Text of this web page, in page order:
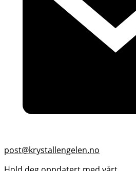
post@krystallengelen.no